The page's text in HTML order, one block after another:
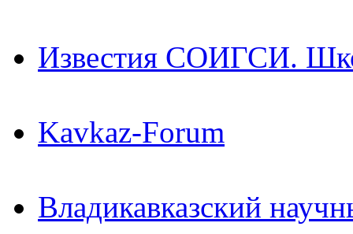
Известия СОИГСИ.
Kavkaz-Forum
Владикавказский